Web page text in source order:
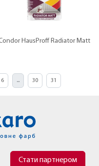
HausProff Radiator Matt
6 ... 30 31
Стати партнером